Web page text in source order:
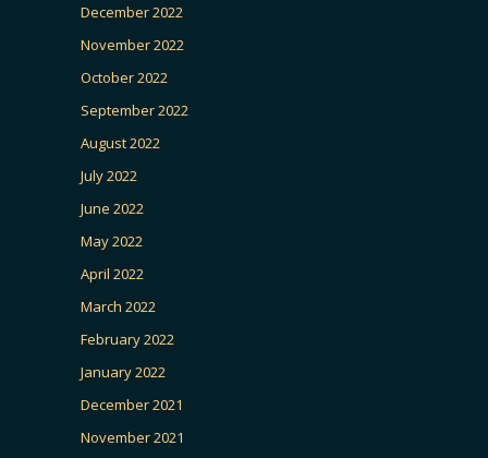
December 2022
November 2022
October 2022
September 2022
August 2022
July 2022
June 2022
May 2022
April 2022
March 2022
February 2022
January 2022
December 2021
November 2021